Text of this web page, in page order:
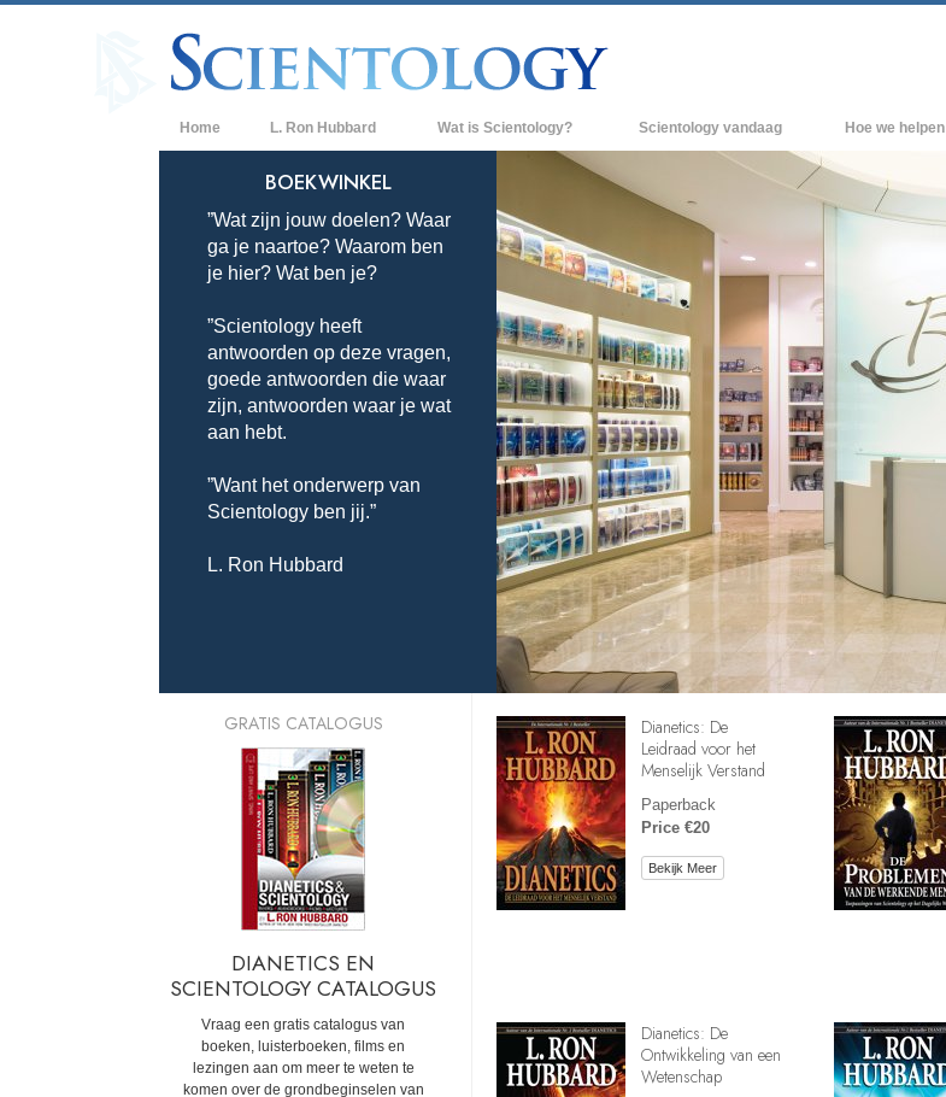
Home L. Ron Hubbard Wat is Scientology?
Overtuigingen & Praktijken
De Credo’s en Codes van Scientology
Wat scientologen zeggen over
Maak kennis met een scientoloog
Binnen in een Kerk
De Grondbeginselen van Scientology
Een Inleiding tot Dianetics
Liefde en Haat –
Wat is Grootheid?
Scientology vandaag
Nieuwe Scientology Kerken
Hogere Organisaties
Flag Land Base
Freewinds
Scientology beschikbaar maken voor de
hele wereld
David Miscavige - Kerkelijk Leider van
Scientology
Hoe we helpen
BOEKWINKEL
”Wat zijn jouw doelen? Waar
ga je naartoe? Waarom ben
je hier? Wat ben je?
”Scientology heeft
antwoorden op deze vragen,
goede antwoorden die waar
zijn, antwoorden waar je wat
aan hebt.
”Want het onderwerp van
Scientology ben jij.”
L. Ron Hubbard
Dianetics: De
Leidraad voor het
Menselijk Verstand
Paperback
Price €20
Bekijk Meer
Dianetics: De
Ontwikkeling van een
Wetenschap
GRATIS CATALOGUS
DIANETICS EN
SCIENTOLOGY CATALOGUS
Vraag een gratis catalogus van
boeken, luisterboeken, films en
lezingen aan om meer te weten te
komen over de grondbeginselen van